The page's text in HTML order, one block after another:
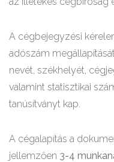
A cégbejegyzési
adószám
nevét, székhelyét,
valamint statisztikai
tanúsítványt kap.
A cégalapítás a
jellemzően 3-4